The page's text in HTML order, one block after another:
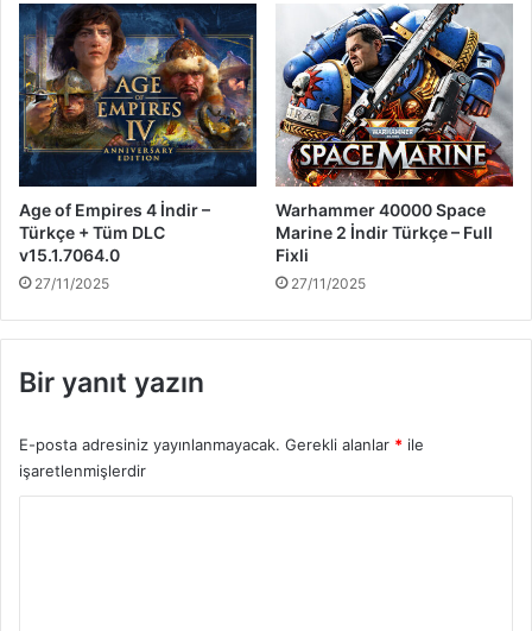
Age of Empires 4 İndir –
Türkçe + Tüm DLC
v15.1.7064.0
27/11/2025
Warhammer 40000 Space
Marine 2 İndir Türkçe – Full
Fixli
27/11/2025
Bir yanıt yazın
E-posta adresiniz yayınlanmayacak. Gerekli alanlar * ile
işaretlenmişlerdir